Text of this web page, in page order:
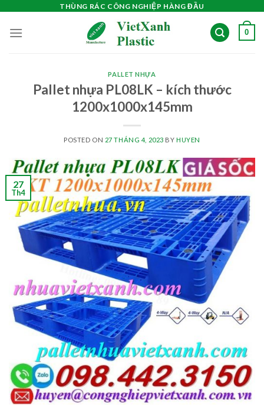
content
THÙNG RÁC CÔNG NGHIỆP HÀNG ĐẦU
0
PALLET NHỰA
Pallet nhựa PL08LK – kích thước
1200x1000x145mm
POSTED ON 27 THÁNG 4, 2023 BY HUYEN
27
Th4